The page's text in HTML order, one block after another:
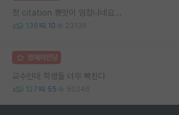
첫 citation 뽕맛이 엄청나네요...
136 10 23136
명예의전당
교수인데 학생들 너무 빡친다
127 55 50246